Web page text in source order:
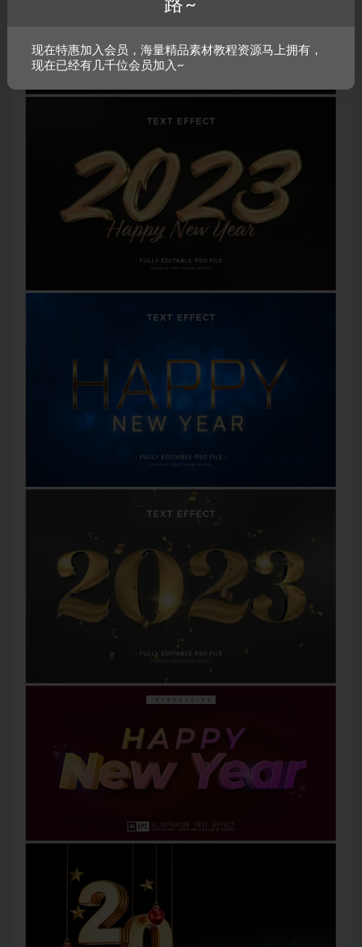
路~
现在特惠加入会员，海量精品素材教程资源马上拥有，
现在已经有几千位会员加入~